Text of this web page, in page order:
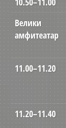
Велики
амфитеатар
11.00–11.20
11.20–11.40